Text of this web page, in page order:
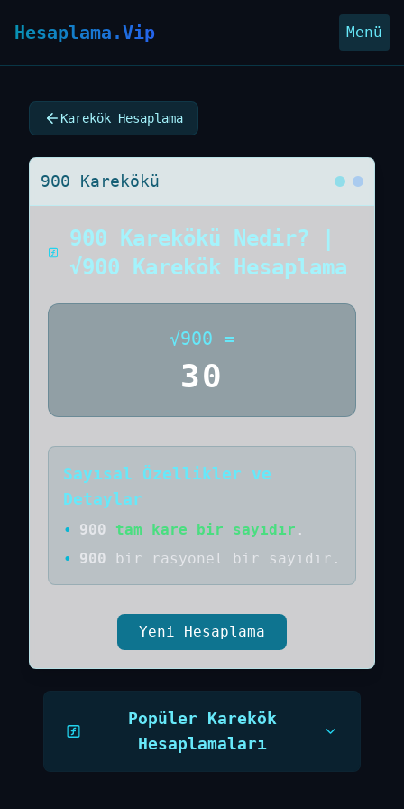
Hesaplama.Vip Menü
Karekök Hesaplama
900 Karekökü
900 Karekökü Nedir? |
√900 Karekök Hesaplama
√900 =
30
Sayısal Özellikler ve
Detaylar
• 900 tam kare bir sayıdır .
•
900 bir rasyonel bir sayıdır .
Yeni Hesaplama
Popüler Karekök
Hesaplamaları